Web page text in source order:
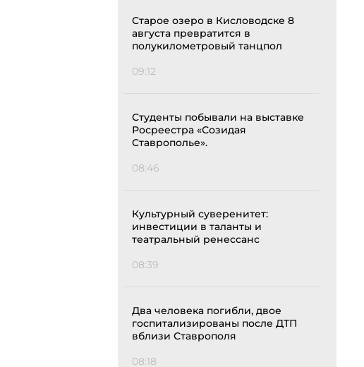
Старое озеро в Кисловодске 8
августа превратится в
полукилометровый танцпол
09:12
Студенты побывали на выставке
Росреестра «Созидая
Ставрополье».
08:46
Культурный суверенитет:
инвестиции в таланты и
театральный ренессанс
08:39
Два человека погибли, двое
госпитализированы после ДТП
вблизи Ставрополя
08:18